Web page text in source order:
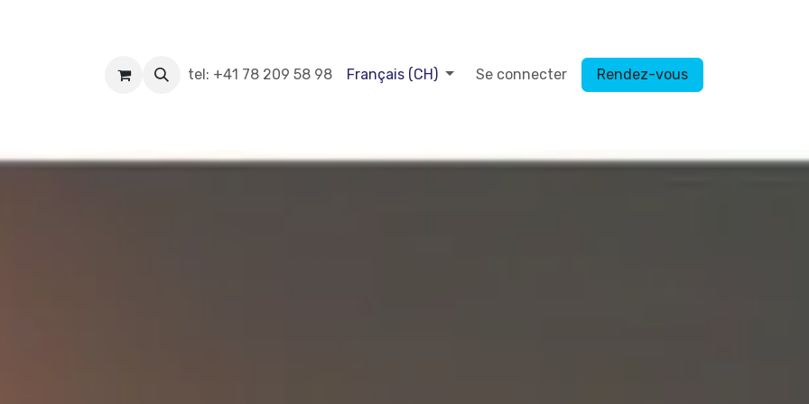
Appointments, events Cours Boutique Blog
tel: +41 78 209 58 98 Français (CH) Se connecter Rendez-vous